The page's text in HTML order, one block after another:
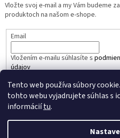
Tento web používa súbory
tohto webu vyjadrujete súhlas s
informáciítu.
Vložte svoj e-mail a my Vám budeme
produktoch na našom e-shope.
Email
Vložením e-mailu súhlasíte s
údajov
PRIHLÁSIŤ SA
Vytvoril